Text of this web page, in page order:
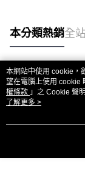
本分類熱銷全
熱門標籤
本網站中使用 cookie，
望在電腦上使用 cookie
權條款 」之 Cookie 聲
用條款之 Cookie 聲明使
了解更多 >